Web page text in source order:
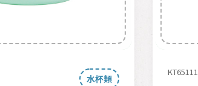
水杯類
KT65111